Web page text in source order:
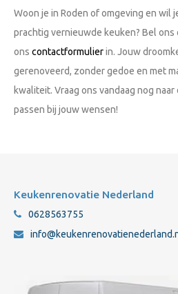
Woon je in Roden of omgeving en wil
prachtig vernieuwde keuken? Bel ons
ons contactformulierin. Jouw
gerenoveerd, zonder gedoe en met
kwaliteit. Vraag ons vandaag nog
passen bij jouw wensen!
Keukenrenovatie Nederland
0628563755